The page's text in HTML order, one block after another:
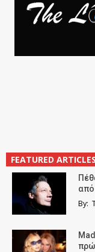
FEATURED ARTICLES
από
By: